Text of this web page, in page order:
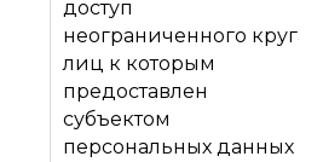
доступ
неограниченного круга
лиц к которым
предоставлен
субъектом
персональных данных